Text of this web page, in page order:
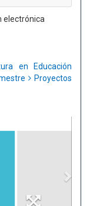
electrónica
en Educación
Proyectos